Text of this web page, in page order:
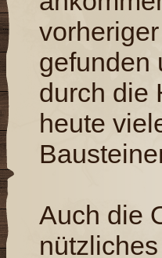
gefunden
durch die
heute
Auch die